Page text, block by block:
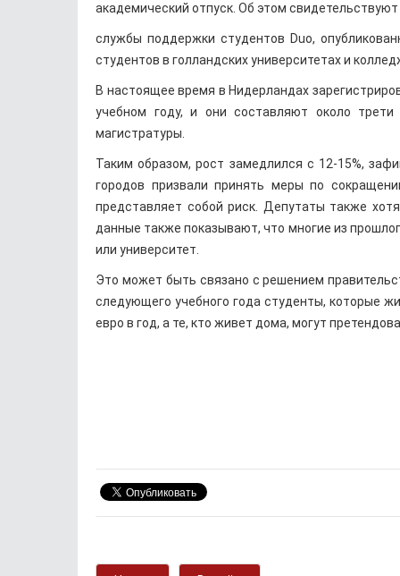
академический отпуск. Об этом
службы поддержки студентов Duo,
студентов в голландских университетах и
В настоящее время в Нидерландах
учебном году, и они составляют около
магистратуры.
Таким образом, рост замедлился с 12-15%,
городов призвали принять меры по
представляет собой риск. Депутаты также
данные также показывают, что многие из
или университет.
Это может быть связано с решением
следующего учебного года студенты, которые
евро в год, а те, кто живет дома, могут